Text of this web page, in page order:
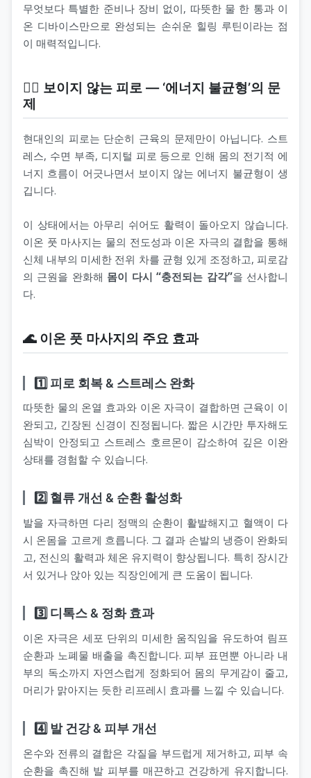
무엇보다 특별한 준비나 장비 없이, 따뜻한 물 한 통과 이
온 디바이스만으로 완성되는 손쉬운 힐링 루틴이라는 점
이 매력적입니다.
🧘‍♀️ 보이지 않는 피로 — ‘에너지 불균형’의 문
제
현대인의 피로는 단순히 근육의 문제만이 아닙니다. 스트
레스, 수면 부족, 디지털 피로 등으로 인해 몸의 전기적 에
너지 흐름이 어긋나면서 보이지 않는 에너지 불균형이 생
깁니다.
이 상태에서는 아무리 쉬어도 활력이 돌아오지 않습니다.
이온 풋 마사지는 물의 전도성과 이온 자극의 결합을 통해
신체 내부의 미세한 전위 차를 균형 있게 조정하고, 피로감
의 근원을 완화해 몸이 다시 “충전되는 감각”을 선사합니
다.
🌊 이온 풋 마사지의 주요 효과
1️⃣ 피로 회복 & 스트레스 완화
따뜻한 물의 온열 효과와 이온 자극이 결합하면 근육이 이
완되고, 긴장된 신경이 진정됩니다. 짧은 시간만 투자해도
심박이 안정되고 스트레스 호르몬이 감소하여 깊은 이완
상태를 경험할 수 있습니다.
2️⃣ 혈류 개선 & 순환 활성화
발을 자극하면 다리 정맥의 순환이 활발해지고 혈액이 다
시 온몸을 고르게 흐릅니다. 그 결과 손발의 냉증이 완화되
고, 전신의 활력과 체온 유지력이 향상됩니다. 특히 장시간
서 있거나 앉아 있는 직장인에게 큰 도움이 됩니다.
3️⃣ 디톡스 & 정화 효과
이온 자극은 세포 단위의 미세한 움직임을 유도하여 림프
순환과 노폐물 배출을 촉진합니다. 피부 표면뿐 아니라 내
부의 독소까지 자연스럽게 정화되어 몸의 무게감이 줄고,
머리가 맑아지는 듯한 리프레시 효과를 느낄 수 있습니다.
4️⃣ 발 건강 & 피부 개선
온수와 전류의 결합은 각질을 부드럽게 제거하고, 피부 속
순환을 촉진해 발 피부를 매끈하고 건강하게 유지합니다.